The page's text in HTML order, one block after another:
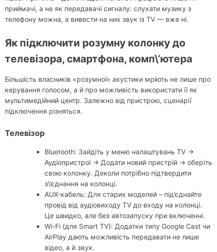
приймачі, а не як передавачі сигналу: слухати музику з
телефону можна, а вивести на них звук із TV — вже ні.
Як підключити розумну колонку до
телевізора, смартфона, комп\’ютера
Більшість власників «розумної» акустики мріють не лише про
керування голосом, а й про можливість використати її як
мультимедійний центр. Залежно від пристрою, сценарії
підключення різняться.
Телевізор
Bluetooth: Зайдіть у меню налаштувань TV →
Аудіопристрої → Додати новий пристрій → оберіть
свою колонку. Деколи потрібно підтвердити
з\’єднання на колонці.
AUX-кабель: Для старих моделей – під’єднайте
провід від аудіовиходу TV до входу на колонці.
Це швидко, але без автозапуску при включенні.
Wi-Fi (для Smart TV): Додатки типу Google Cast чи
AirPlay дають можливість передавати не лише
відео, а й звук.